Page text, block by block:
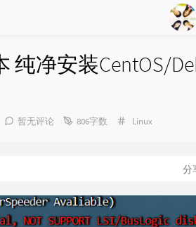
2
4
9
纯净安装CentOS/
暂无评论 806字数
分
Linux
分